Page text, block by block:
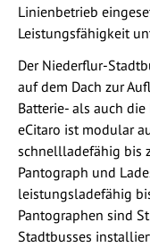
Linienbetrieb
Leistungsfähigkeit
Der Niederflur-
auf dem Dach zur
Batterie- als auch
eCitaro ist modular
schnellladefähig bis
Pantograph und
leistungsladefähig
Pantographen sind
Stadtbusses